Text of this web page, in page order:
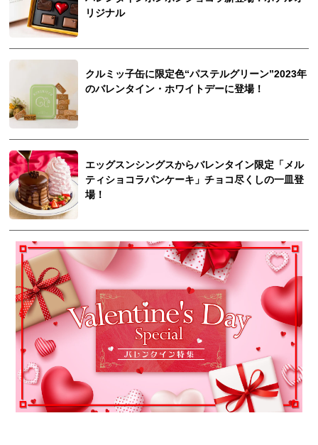
リジナル
クルミッ子缶に限定色“パステルグリーン”2023年
のバレンタイン・ホワイトデーに登場！
エッグスンシングスからバレンタイン限定「メル
ティショコラパンケーキ」チョコ尽くしの一皿登
場！